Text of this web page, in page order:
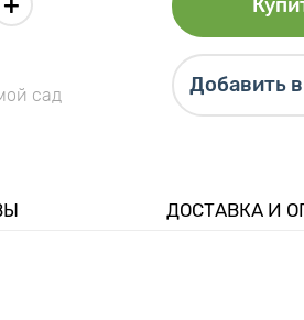
сад
Добавить
ДОСТАВКА И